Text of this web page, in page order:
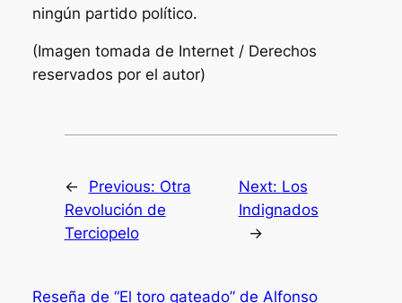
ningún partido político.
(Imagen tomada de Internet / Derechos
reservados por el autor)
← Previous: Otra
Revolución de
Terciopelo
Next: Los
Indignados
→
Reseña de “El toro gateado” de Alfonso